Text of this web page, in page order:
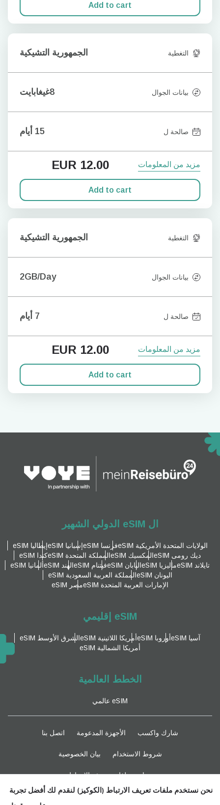
Add to cart
التغطية الجمهورية التشيكية
بيانات الجوال 8غيغابايت
صالحة ل 15 أيام
مزيد من المعلومات EUR 12.00
Add to cart
التغطية الجمهورية التشيكية
بيانات الجوال 2GB/Day
صالحة ل 7 أيام
مزيد من المعلومات EUR 12.00
Add to cart
ال eSIM الدولي الشهير
الولايات المتحدة الأمريكية eSIM فرنسا eSIM إسبانيا eSIM
إيطاليا eSIM
ديك رومى eSIM
المكسيك eSIM المملكة المتحدة eSIM
كندا eSIM
تايلاند eSIM
ماليزيا eSIM اليابان eSIM فيتنام eSIM الهند eSIM
ألمانيا eSIM
اليونان eSIM
المملكة العربية السعودية eSIM
الإمارات العربية المتحدة eSIM
مصر eSIM
eSIM إقليمي
آسيا eSIM أوروبا eSIM أمريكا اللاتينية eSIM
الشرق الأوسط eSIM
أمريكا الشمالية eSIM
الخطط العالمية
eSIM عالمي
شارك واكسب الأجهزة المدعومة اتصل بنا
شروط الاستخدام بيان الخصوصية
سياسة ملفات تعريف الارتباط
نحن نستخدم ملفات تعريف الارتباط (الكوكيز) لنقدم لك أفضل تجربة